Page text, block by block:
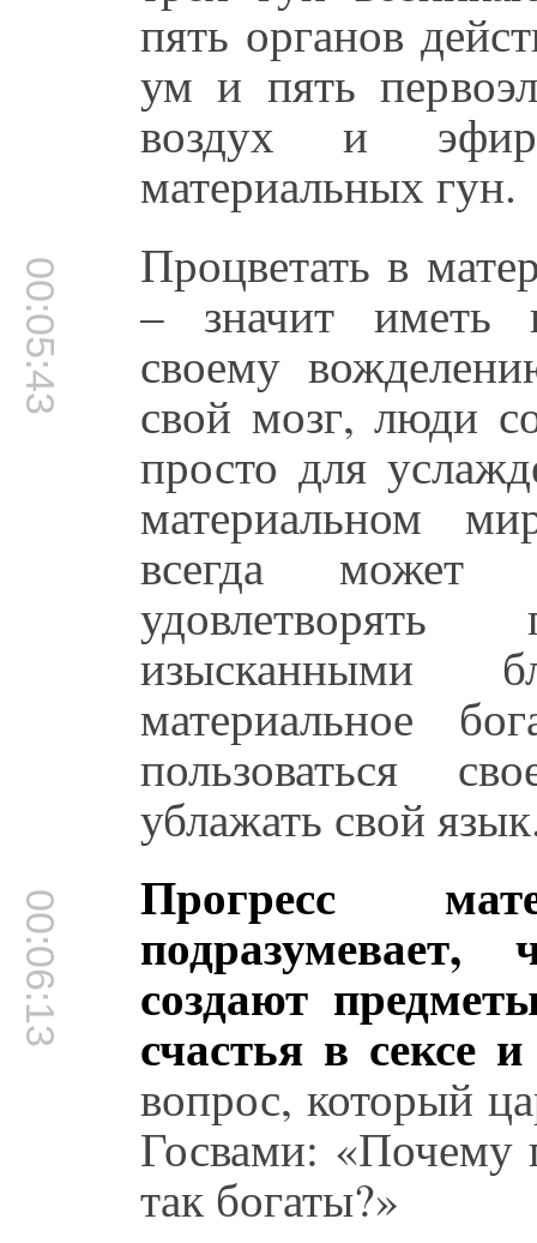
пять органов
ум и пять
воздух и
материальных гун.
00:05:43 Процветать в
– значит иметь
своему
свой мозг, люди
просто для
материальном
всегда может
изысканными
материальное
пользоваться
ублажать свой
00:06:13 Прогресс
создают
счастья в сексе
вопрос, который
Госвами: «Почему
так богаты?»